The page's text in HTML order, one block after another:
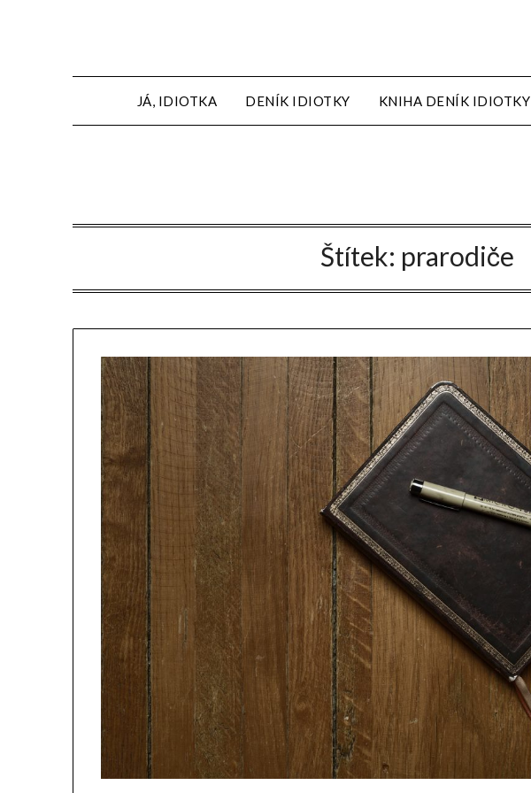
JÁ, IDIOTKA DENÍK IDIOTKY KNIHA DENÍK IDIOTKY
Štítek: prarodiče